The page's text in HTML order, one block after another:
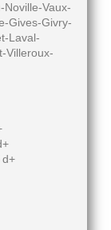
Vaux-
Gives-Givry-
Laval-
Villeroux-
d+